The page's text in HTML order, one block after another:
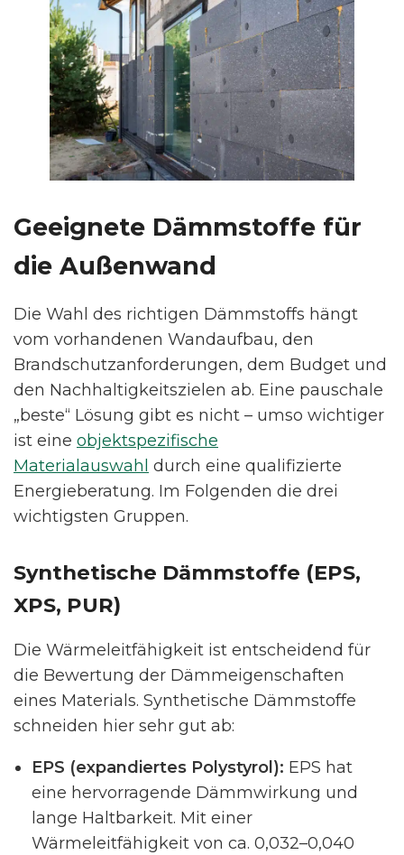
Geeignete Dämmstoffe für
die Außenwand
Die Wahl des richtigen Dämmstoffs hängt
vom vorhandenen Wandaufbau, den
Brandschutzanforderungen, dem Budget und
den Nachhaltigkeitszielen ab. Eine pauschale
„beste“ Lösung gibt es nicht – umso wichtiger
ist eine objektspezifische
Materialauswahl durch eine qualifizierte
Energieberatung. Im Folgenden die drei
wichtigsten Gruppen.
Synthetische Dämmstoffe (EPS,
XPS, PUR)
Die Wärmeleitfähigkeit ist entscheidend für
die Bewertung der Dämmeigenschaften
eines Materials. Synthetische Dämmstoffe
schneiden hier sehr gut ab:
EPS (expandiertes Polystyrol): EPS hat
eine hervorragende Dämmwirkung und
lange Haltbarkeit. Mit einer
Wärmeleitfähigkeit von ca. 0,032–0,040